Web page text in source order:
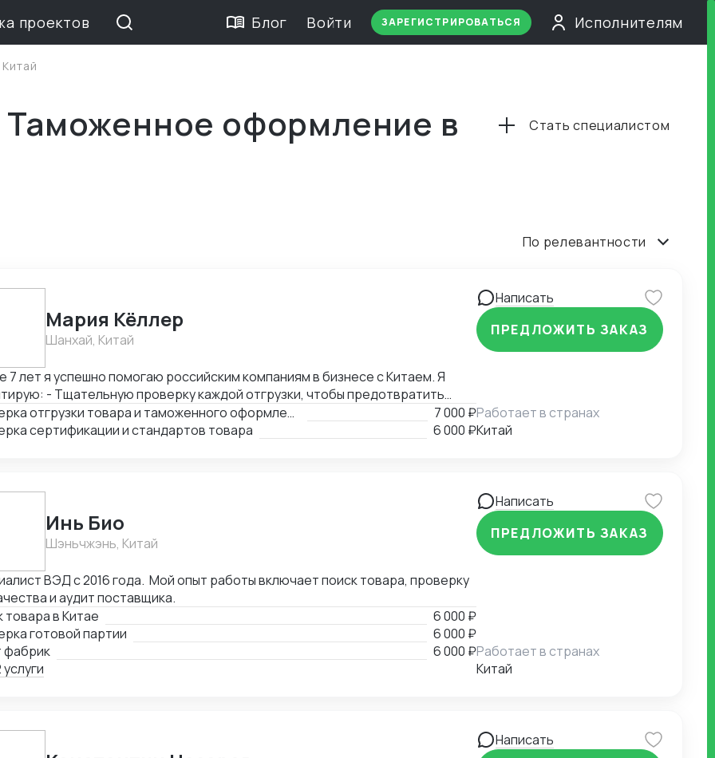
проектов Блог Войти ЗАРЕГИСТРИРОВАТЬСЯ Исполнителям
Китай
Таможенное оформление в
Стать специалистом
По релевантности
Мария Кёллер
Шанхай, Китай
7 лет я успешно помогаю российским компаниям в бизнесе с Китаем. Я
- Тщательную проверку каждой отгрузки, чтобы предотвратить
и проблемы с таможенным оформлением. - Качественную консультацию и
в вопросах ВЭД, чтобы клиенты смогли избежать ошибок. - Гибкий
Проверка отгрузки товара и таможенного оформления и консультации по вопросам ВЭД
7 000 ₽
сертификации и стандартов товара
6 000 ₽
Написать
ПРЕДЛОЖИТЬ ЗАКАЗ
Работает в странах
Китай
Инь Био
Шэньчжэнь, Китай
ВЭД с 2016 года. Мой опыт работы включает поиск товара, проверку
и аудит поставщика.
товара в Китае
6 000 ₽
готовой партии
6 000 ₽
фабрик
6 000 ₽
Написать
ПРЕДЛОЖИТЬ ЗАКАЗ
Работает в странах
Китай
Написать